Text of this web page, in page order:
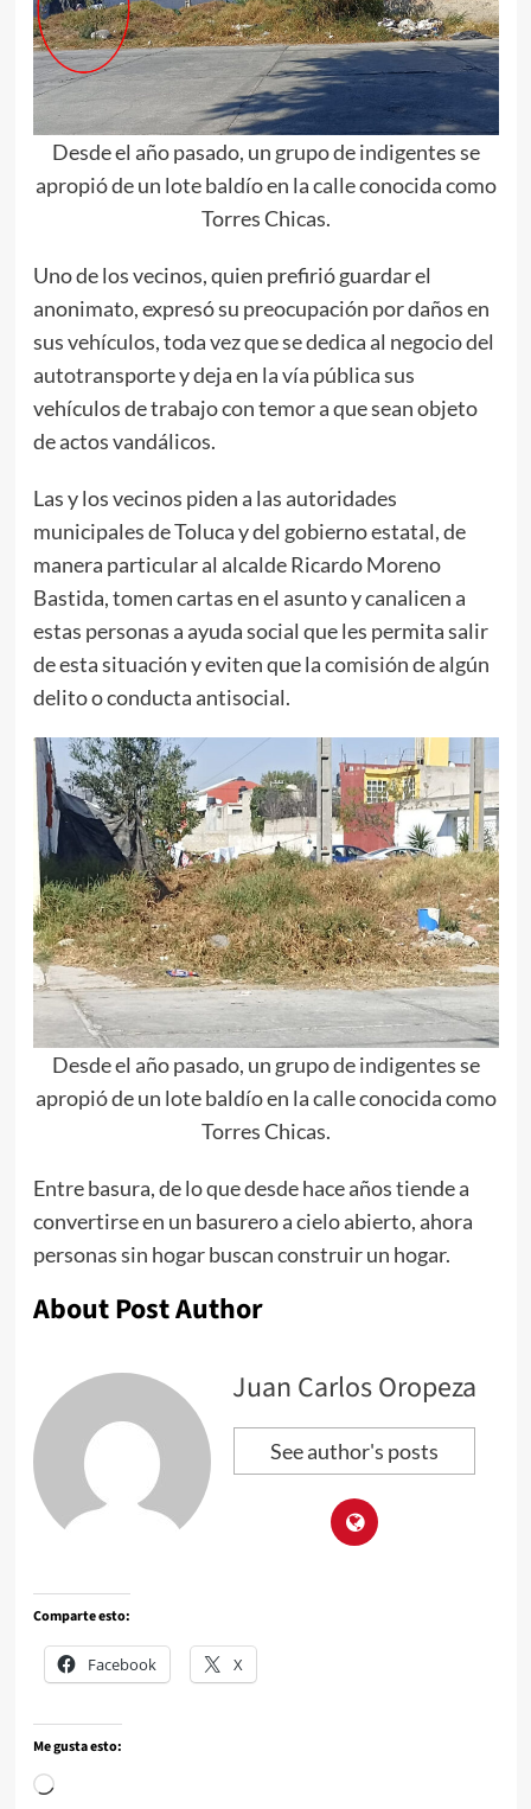
Desde el año pasado, un grupo de indigentes se
apropió de un lote baldío en la calle conocida como
Torres Chicas.
Uno de los vecinos, quien prefirió guardar el
anonimato, expresó su preocupación por daños en
sus vehículos, toda vez que se dedica al negocio del
autotransporte y deja en la vía pública sus
vehículos de trabajo con temor a que sean objeto
de actos vandálicos.
Las y los vecinos piden a las autoridades
municipales de Toluca y del gobierno estatal, de
manera particular al alcalde Ricardo Moreno
Bastida, tomen cartas en el asunto y canalicen a
estas personas a ayuda social que les permita salir
de esta situación y eviten que la comisión de algún
delito o conducta antisocial.
Desde el año pasado, un grupo de indigentes se
apropió de un lote baldío en la calle conocida como
Torres Chicas.
Entre basura, de lo que desde hace años tiende a
convertirse en un basurero a cielo abierto, ahora
personas sin hogar buscan construir un hogar.
About Post Author
Juan Carlos Oropeza
See author's posts
Comparte esto:
Facebook X
Me gusta esto: